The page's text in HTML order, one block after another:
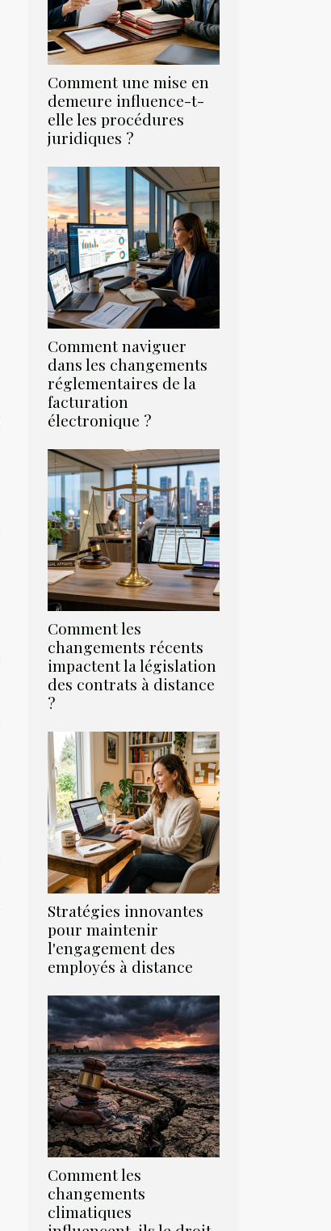
Comment une mise en
demeure influence-t-
elle les procédures
juridiques ?
Comment naviguer
dans les changements
réglementaires de la
facturation
électronique ?
Comment les
changements récents
impactent la législation
des contrats à distance
?
Stratégies innovantes
pour maintenir
l'engagement des
employés à distance
Comment les
changements
climatiques